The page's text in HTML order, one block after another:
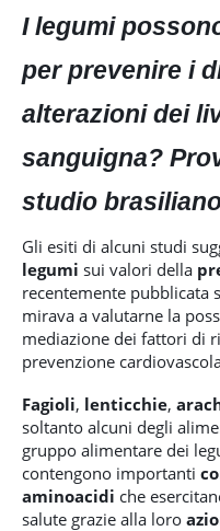
I legumi
per prevenire i
alterazioni dei
sanguigna?
studio
Gli esiti di alcuni studi
legumi sui valori della
recentemente pubblicata
mirava a valutarne la
mediazione dei fattori di
prevenzione
Fagioli, lenticchie,
soltanto alcuni degli
gruppo alimentare dei
contengono importanti
aminoacidi che
salute grazie alla loro